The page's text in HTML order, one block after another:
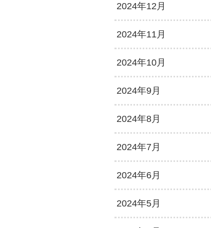
2024年12月
2024年11月
2024年10月
2024年9月
2024年8月
2024年7月
2024年6月
2024年5月